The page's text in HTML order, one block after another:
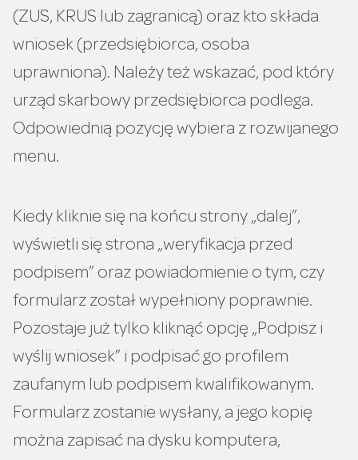
(ZUS, KRUS lub zagranicą) oraz kto składa
wniosek (przedsiębiorca, osoba
uprawniona). Należy też wskazać, pod który
urząd skarbowy przedsiębiorca podlega.
Odpowiednią pozycję wybiera z rozwijanego
menu.
Kiedy kliknie się na końcu strony „dalej”,
wyświetli się strona „weryfikacja przed
podpisem” oraz powiadomienie o tym, czy
formularz został wypełniony poprawnie.
Pozostaje już tylko kliknąć opcję „Podpisz i
wyślij wniosek” i podpisać go profilem
zaufanym lub podpisem kwalifikowanym.
Formularz zostanie wysłany, a jego kopię
można zapisać na dysku komputera,